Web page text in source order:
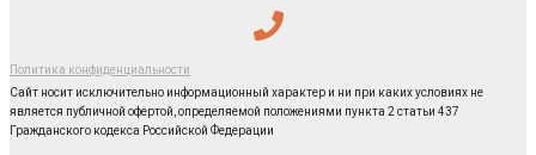
Политика конфиденциальности
Сайт носит исключительно информационный характер и ни при каких условиях не
является публичной офертой, определяемой положениями пункта 2 статьи 437
Гражданского кодекса Российской Федерации